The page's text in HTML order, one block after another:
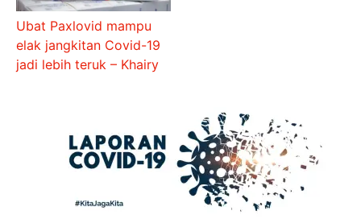
Ubat Paxlovid mampu
elak jangkitan Covid-19
jadi lebih teruk – Khairy